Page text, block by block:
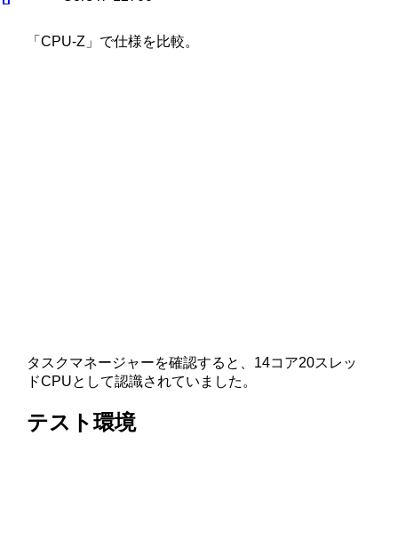
「CPU-Z」で仕様を比較。
タスクマネージャーを確認すると、14コア20スレッ
ドCPUとして認識されていました。
テスト環境